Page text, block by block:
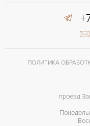
ПОЛИТИКА
проезд